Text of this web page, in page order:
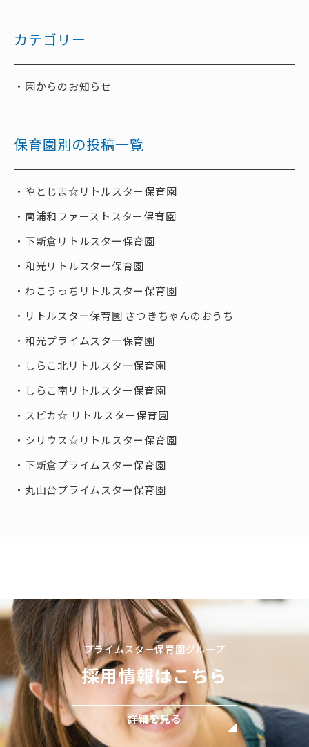
カテゴリー
園からのお知らせ
保育園別の投稿一覧
やとじま☆リトルスター保育園
南浦和ファーストスター保育園
下新倉リトルスター保育園
和光リトルスター保育園
わこうっちリトルスター保育園
リトルスター保育園 さつきちゃんのおうち
和光プライムスター保育園
しらこ北リトルスター保育園
しらこ南リトルスター保育園
スピカ☆ リトルスター保育園
シリウス☆リトルスター保育園
下新倉プライムスター保育園
丸山台プライムスター保育園
プライムスター保育園グループ
採用情報はこちら
詳細を見る